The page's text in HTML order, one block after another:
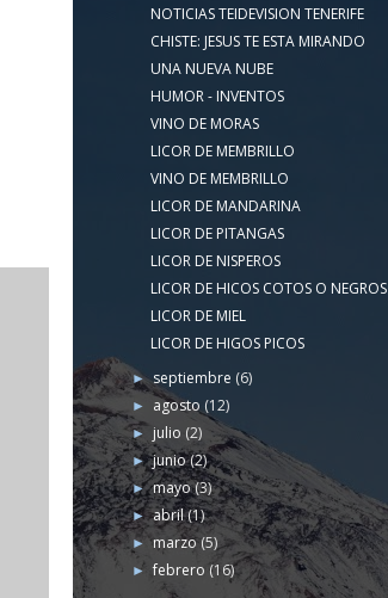
NOTICIAS TEIDEVISION TENERIFE
CHISTE: JESUS TE ESTA MIRANDO
UNA NUEVA NUBE
HUMOR - INVENTOS
VINO DE MORAS
LICOR DE MEMBRILLO
VINO DE MEMBRILLO
LICOR DE MANDARINA
LICOR DE PITANGAS
LICOR DE NISPEROS
LICOR DE HICOS COTOS O NEGROS
LICOR DE MIEL
LICOR DE HIGOS PICOS
►septiembre (6)
► agosto (12)
► julio (2)
►junio(2)
►mayo(3)
►abril(1)
►marzo(5)
►febrero (16)